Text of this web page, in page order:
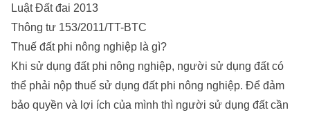
Luật Đất đai 2013
Thông tư 153/2011/TT-BTC
Thuế đất phi nông nghiệp là gì?
Khi sử dụng đất phi nông nghiệp, người sử dụng đất có
thể phải nộp thuế sử dụng đất phi nông nghiệp. Để đảm
bảo quyền và lợi ích của mình thì người sử dụng đất cần